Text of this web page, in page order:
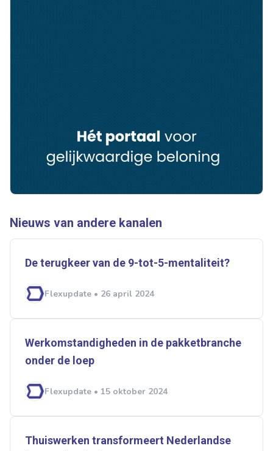
Nieuws van andere kanalen
De terugkeer van de 9-tot-5-mentaliteit?
Flexupdate • 26 april 2024
Werkomstandigheden in de pakketbranche
onder de loep
Flexupdate • 15 oktober 2024
Thuiswerken transformeert Nederlandse